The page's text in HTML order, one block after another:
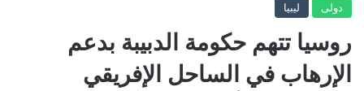
دولى ليبيا
روسيا تتهم حكومة الدبيبة بدعم
الإرهاب في الساحل الإفريقي